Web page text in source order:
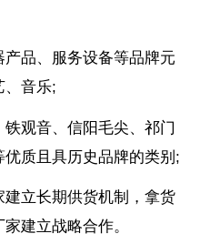
品、服务设备等品牌元
、音乐;
观音、信阳毛尖、祁门
质且具历史品牌的类别;
立长期供货机制，拿货
建立战略合作。